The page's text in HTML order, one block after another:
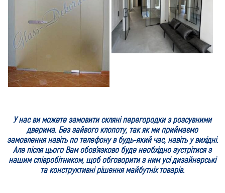
У нас ви можете замовити скляні перегородки з розсувними
дверима. Без зайвого клопоту, так як ми приймаємо
замовлення навіть по телефону в будь-який час, навіть у вихідні.
Але після цього Вам обов’язково буде необхідно зустрітися з
нашим співробітником, щоб обговорити з ним усі дизайнерські
та конструктивні рішення майбутніх товарів.